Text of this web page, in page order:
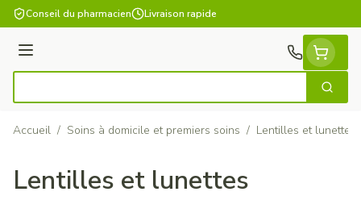
Aller au contenu
Conseil du pharmacien Livraison rapide
Menu
Accueil / Soins à domicile et premiers soins / Lentilles et lunettes
Lentilles et lunettes